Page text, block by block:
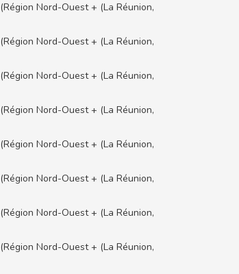
(Région Nord-Ouest + (La Réunion,
(Région Nord-Ouest + (La Réunion,
(Région Nord-Ouest + (La Réunion,
(Région Nord-Ouest + (La Réunion,
(Région Nord-Ouest + (La Réunion,
(Région Nord-Ouest + (La Réunion,
(Région Nord-Ouest + (La Réunion,
(Région Nord-Ouest + (La Réunion,